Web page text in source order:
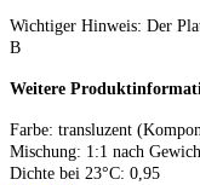
Wichtiger Hinweis: Der
B
Weitere
Farbe: transluzent
Mischung: 1:1 nach
Dichte bei 23°C: 0,95